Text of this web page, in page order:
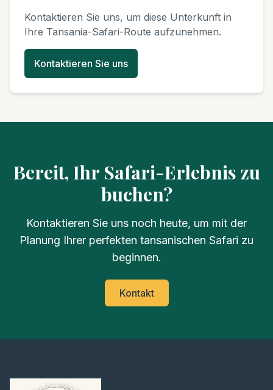
Kontaktieren Sie uns, um diese Unterkunft in
Ihre Tansania-Safari-Route aufzunehmen.
Kontaktieren Sie uns
Bereit, Ihr Safari-Erlebnis zu
buchen?
Kontaktieren Sie uns noch heute, um mit der
Planung Ihrer perfekten tansanischen Safari zu
beginnen.
Kontakt